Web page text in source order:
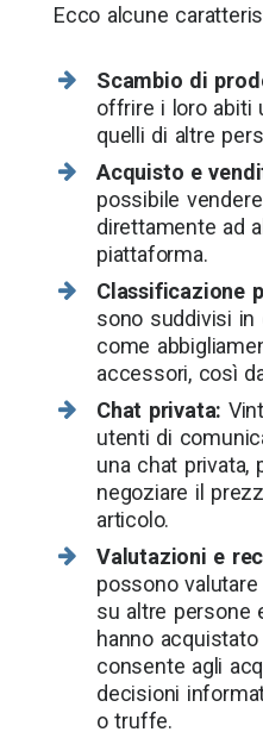
Ecco alcune
Scambio di
offrire i loro abiti
quelli di altre
Acquisto e
possibile
direttamente ad
piattaforma.
Classificazione
sono suddivisi in
come
accessori, così
Chat privata:
utenti di
una chat privata,
negoziare il
articolo.
Valutazioni e
possono
su altre persone
hanno
consente agli
decisioni
o truffe.